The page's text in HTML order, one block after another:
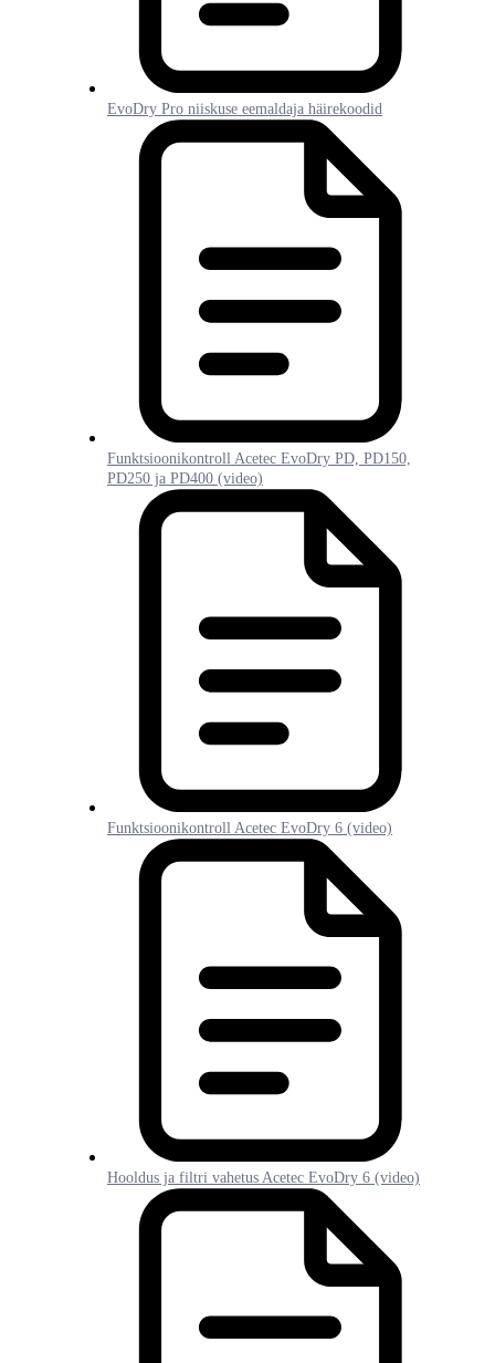
EvoDry Pro niiskuse eemaldaja häirekoodid
Funktsioonikontroll Acetec EvoDry PD, PD150,
PD250 ja PD400 (video)
Funktsioonikontroll Acetec EvoDry 6 (video)
Hooldus ja filtri vahetus Acetec EvoDry 6 (video)